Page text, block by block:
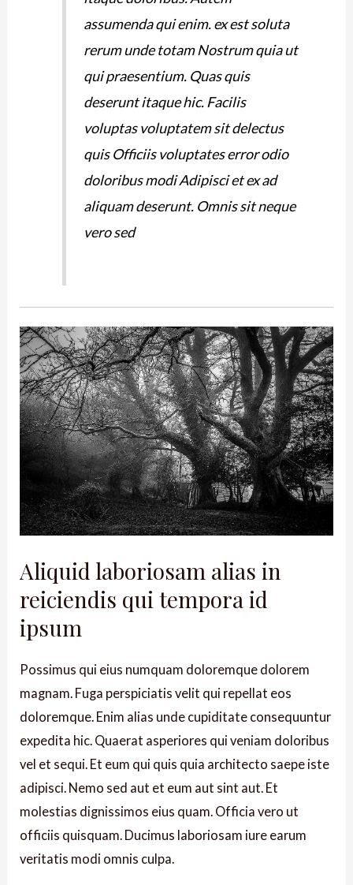
assumenda qui enim. ex est soluta
rerum unde totam Nostrum quia ut
qui praesentium. Quas quis
deserunt itaque hic. Facilis
voluptas voluptatem sit delectus
quis Officiis voluptates error odio
doloribus modi Adipisci et ex ad
aliquam deserunt. Omnis sit neque
vero sed
Aliquid laboriosam alias in
reiciendis qui tempora id
ipsum
Possimus qui eius numquam doloremque dolorem
magnam. Fuga perspiciatis velit qui repellat eos
doloremque. Enim alias unde cupiditate consequuntur
expedita hic. Quaerat asperiores qui veniam doloribus
vel et sequi. Et eum qui quis quia architecto saepe iste
adipisci. Nemo sed aut et eum aut sint aut. Et
molestias dignissimos eius quam. Officia vero ut
officiis quisquam. Ducimus laboriosam iure earum
veritatis modi omnis culpa.